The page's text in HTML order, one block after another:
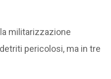
militarizzazione
pericolosi, ma in tre